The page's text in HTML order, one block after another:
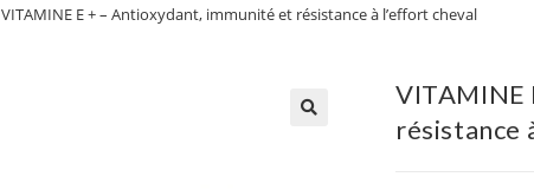
VITAMINE E + – Antioxydant, immunité et résistance à l’effort cheval
VITAMINE
résistance